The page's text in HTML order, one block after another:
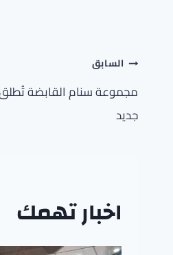
تصفّح
المقالات
السابق
مجموعة سنام القابضة
جديد
اخبار تهمك